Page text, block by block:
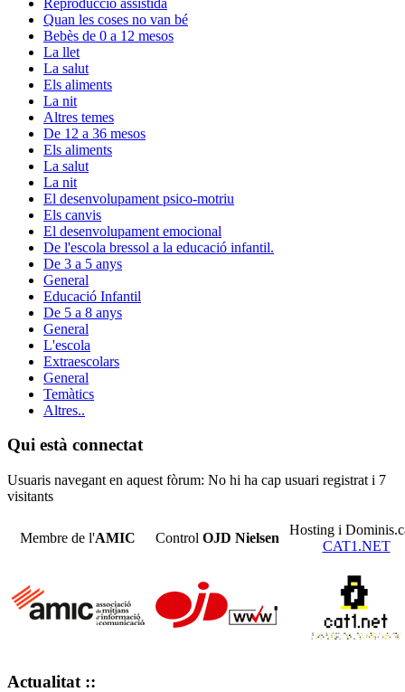
Quan les coses no van bé
Bebès de 0 a 12 mesos
La llet
La salut
Els aliments
La nit
Altres temes
De 12 a 36 mesos
Els aliments
La salut
La nit
El desenvolupament psico-motriu
Els canvis
El desenvolupament emocional
De l'escola bressol a la educació infantil.
De 3 a 5 anys
General
Educació Infantil
De 5 a 8 anys
General
L'escola
Extraescolars
General
Temàtics
Altres..
Qui està connectat
Usuaris navegant en aquest fòrum: No hi ha cap usuari registrat i 7
visitants
Membre de l'AMIC Control OJD Nielsen
Hosting i
CAT1.NET
Actualitat ::